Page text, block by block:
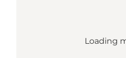
Loading